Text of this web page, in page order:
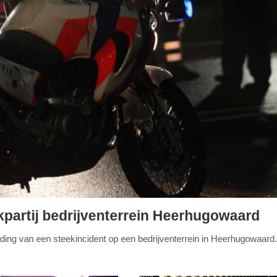
bedrijventerrein Heerhugowaard
van een steekincident op een bedrijventerrein in Heerhugowaard.